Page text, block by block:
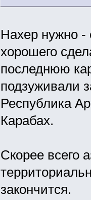
Нахер нужно -
хорошего
последнюю
подзуживали
Республика
Карабах.
Скорее всего
закончится.